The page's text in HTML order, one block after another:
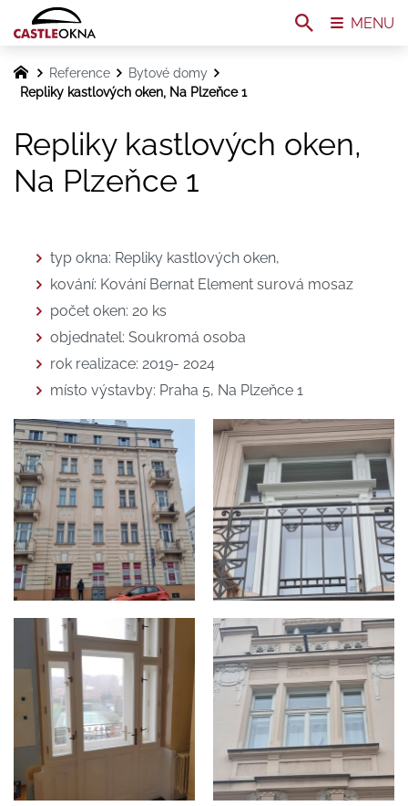
Reference
Bytové domy
Repliky kastlových oken, Na Plzeňce 1
Repliky kastlových oken,
Na Plzeňce 1
typ okna: Repliky kastlových oken,
kování: Kování Bernat Element surová mosaz
počet oken: 20 ks
objednatel: Soukromá osoba
rok realizace: 2019- 2024
místo výstavby: Praha 5, Na Plzeňce 1
MENU